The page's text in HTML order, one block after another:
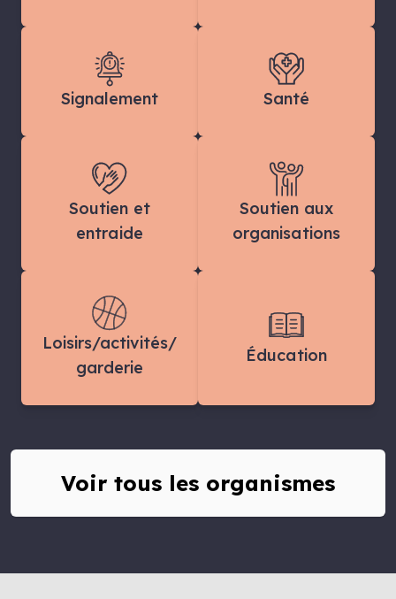
Signalement Santé
Soutien et
entraide
Soutien aux
organisations
Loisirs/activités/
garderie
Éducation
Voir tous les organismes